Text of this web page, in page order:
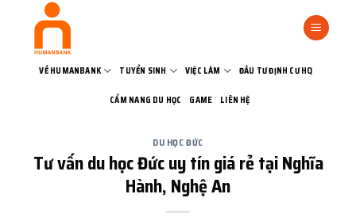
VỀ HUMANBANK TUYỂN SINH VIỆC LÀM ĐẦU TƯ ĐỊNH CƯ HQ
CẨM NANG DU HỌC GAME LIÊN HỆ
DU HỌC ĐỨC
Tư vấn du học Đức uy tín giá rẻ tại Nghĩa
Hành, Nghệ An